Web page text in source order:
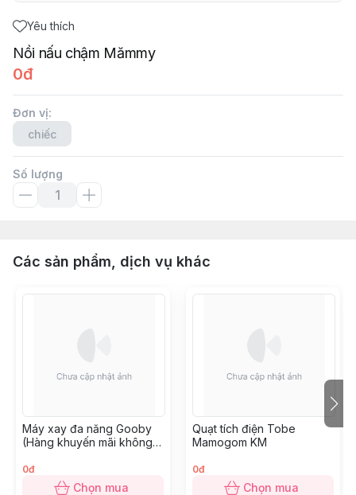
Yêu thích
Nồi nấu chậm Mămmy
0đ
Đơn vị:
chiếc
Số lượng
Các sản phẩm, dịch vụ khác
Máy xay đa năng Gooby
(Hàng khuyến mãi không
0đ
Chọn mua
Quạt tích điện Tobe
Mamogom KM
0đ
Chọn mua